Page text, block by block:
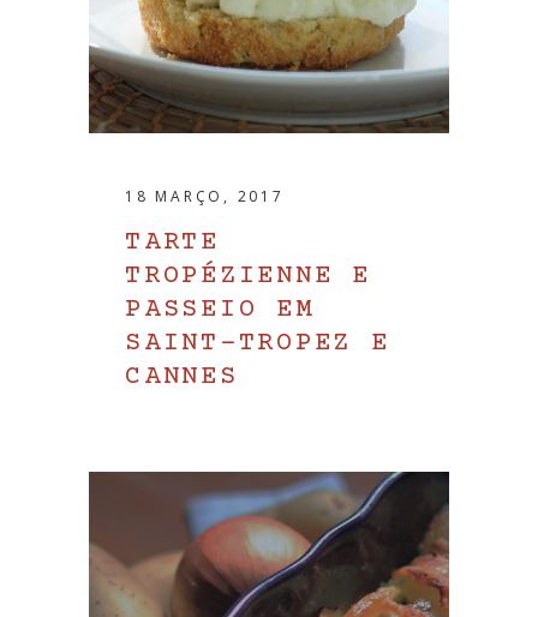
18 MARÇO, 2017
TARTE
TROPÉZIENNE E
PASSEIO EM
SAINT-TROPEZ E
CANNES